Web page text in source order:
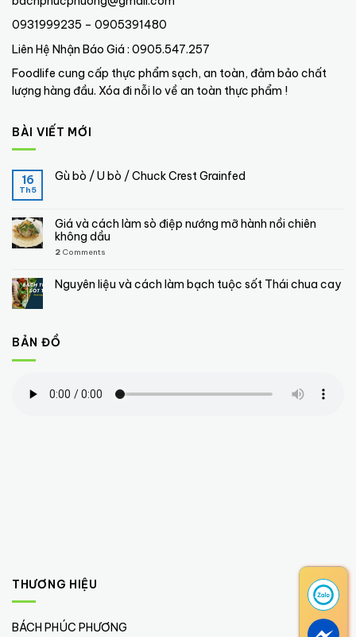
0931999235 – 0905391480
Liên Hệ Nhận Báo Giá : 0905.547.257
Foodlife cung cấp thực phẩm sạch, an toàn, đảm bảo chất
lượng hàng đầu. Xóa đi nỗi lo về an toàn thực phẩm !
BÀI VIẾT MỚI
16
Th5
Gù bò / U bò / Chuck Crest Grainfed
Giá và cách làm sò điệp nướng mỡ hành nồi chiên
không dầu
2 Comments
Nguyên liệu và cách làm bạch tuộc sốt Thái chua cay
BẢN ĐỒ
THƯƠNG HIỆU
BÁCH PHÚC PHƯƠNG (4)